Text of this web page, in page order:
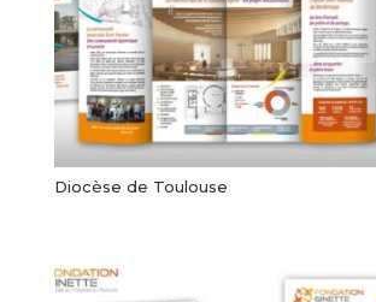
Diocèse de Toulouse